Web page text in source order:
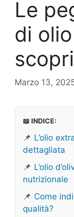
Le
di olio
Marzo 13,
📖 INDICE:
📌 L’olio
dettagliata
📌 L’olio
nutrizionale
📌 Come
qualità?